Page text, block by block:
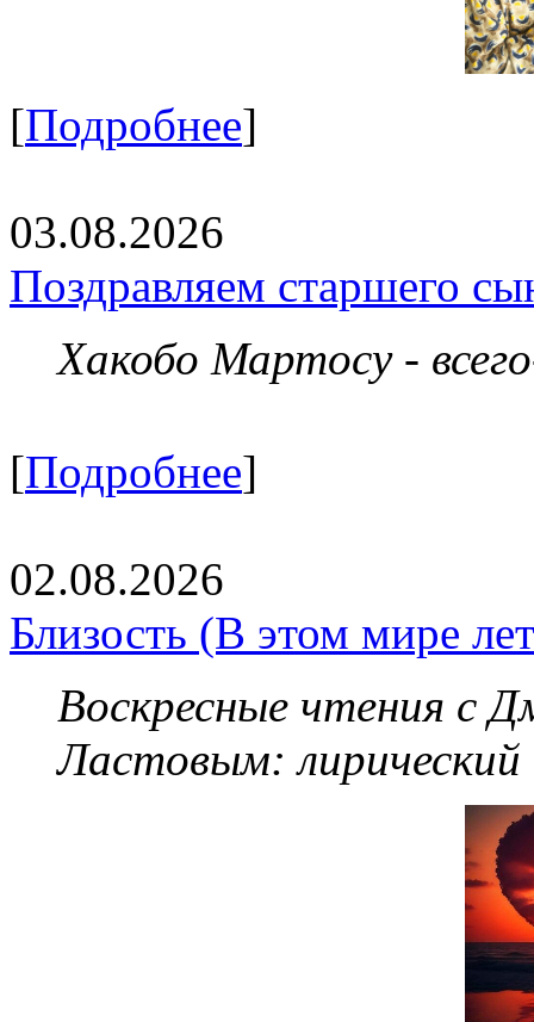
[Подробнее]
03.08.2026
Поздравляем старшего
Хакобо Мартосу -
[Подробнее]
02.08.2026
Близость (В этом мире
Воскресные чтения с
Ластовым: